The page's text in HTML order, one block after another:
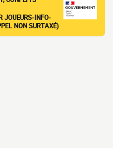
JOUEURS-INFO-
NON SURTAXÉ)